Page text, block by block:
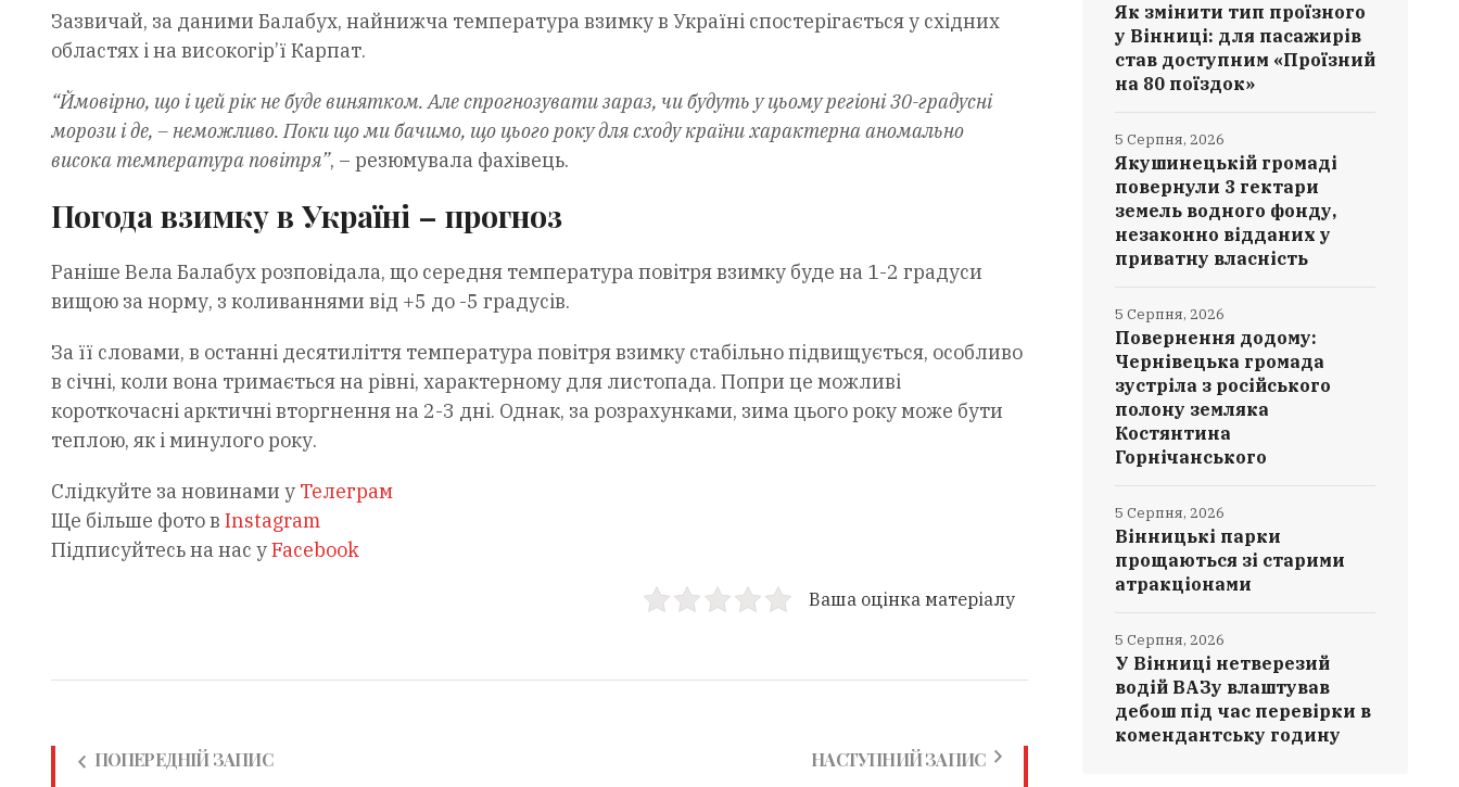
Зазвичай, за даними Балабух, найнижча температура взимку в Україні спостерігається у східних
областях і на високогір’ї Карпат.
“Ймовірно, що і цей рік не буде винятком. Але спрогнозувати зараз, чи будуть у цьому регіоні 30-градусні
морози і де, – неможливо. Поки що ми бачимо, що цього року для сходу країни характерна аномально
висока температура повітря”, – резюмувала фахівець.
Погода взимку в Україні – прогноз
Раніше Вела Балабух розповідала, що середня температура повітря взимку буде на 1-2 градуси
вищою за норму, з коливаннями від +5 до -5 градусів.
За її словами, в останні десятиліття температура повітря взимку стабільно підвищується, особливо
в січні, коли вона тримається на рівні, характерному для листопада. Попри це можливі
короткочасні арктичні вторгнення на 2-3 дні. Однак, за розрахунками, зима цього року може бути
теплою, як і минулого року.
Слідкуйте за новинами у Телеграм
Ще більше фото в Instagram
Підписуйтесь на нас уFacebook
Ваша оцінка матеріалу
ПОПЕРЕДНІЙ ЗАПИС НАСТУПНИЙ ЗАПИС
Як змінити тип проїзного
у Вінниці: для пасажирів
став доступним «Проїзний
на 80 поїздок»
Якушинецькій громаді
повернули 3 гектари
земель водного фонду,
незаконно відданих у
приватну власність
5 Серпня, 2026
Повернення додому:
Чернівецька громада
зустріла з російського
полону земляка
Костянтина
Горнічанського
5 Серпня, 2026
Вінницькі парки
прощаються зі старими
атракціонами
5 Серпня, 2026
У Вінниці нетверезий
водій ВАЗу влаштував
дебош під час перевірки в
комендантську годину
5 Серпня, 2026